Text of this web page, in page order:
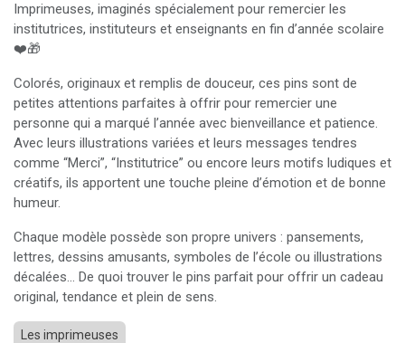
Imprimeuses, imaginés spécialement pour remercier les
institutrices, instituteurs et enseignants en fin d’année scolaire
❤️🎁
Colorés, originaux et remplis de douceur, ces pins sont de
petites attentions parfaites à offrir pour remercier une
personne qui a marqué l’année avec bienveillance et patience.
Avec leurs illustrations variées et leurs messages tendres
comme “Merci”, “Institutrice” ou encore leurs motifs ludiques et
créatifs, ils apportent une touche pleine d’émotion et de bonne
humeur.
Chaque modèle possède son propre univers : pansements,
lettres, dessins amusants, symboles de l’école ou illustrations
décalées… De quoi trouver le pins parfait pour offrir un cadeau
original, tendance et plein de sens.
Les imprimeuses